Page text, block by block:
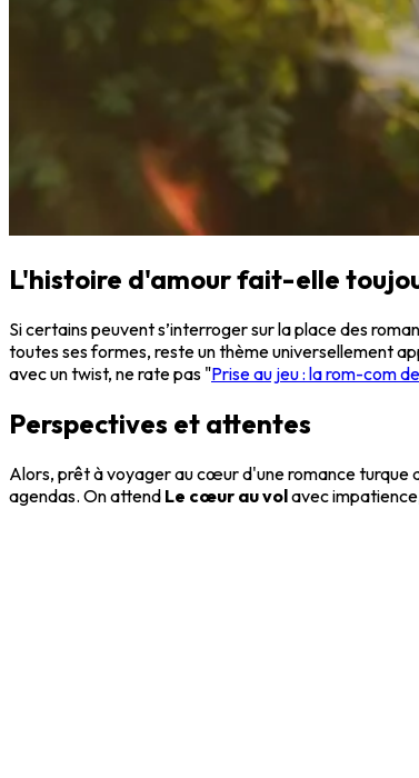
L'histoire d'amour fait-elle
Si certains peuvent s’interroger sur la place des
toutes ses formes, reste un thème universellement
avec un twist, ne rate pas "Prise au jeu : la rom-com
Perspectives et attentes
Alors, prêt à voyager au cœur d'une romance turque
agendas. On attend Le cœur au volavec